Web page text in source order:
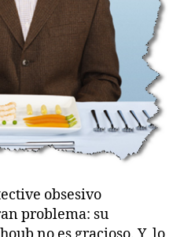
obsesivo
problema: su